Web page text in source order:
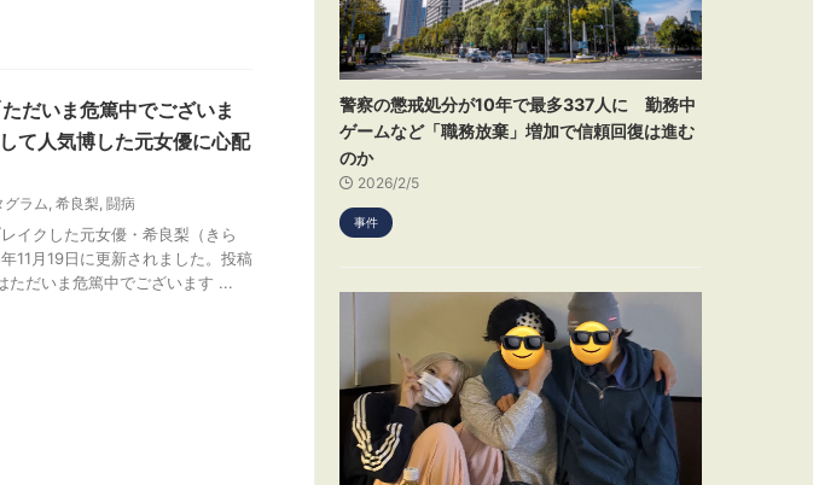
だいま危篤中でございま
て人気博した元女優に心配
グラム 希良梨 闘病
イクした元女優・希良梨（きら
11月19日に更新されました。投稿
ただいま危篤中でございます ...
警察の懲戒処分が10年で最多337人に 勤務中
ゲームなど「職務放棄」増加で信頼回復は進む
のか
2026/2/5
事件